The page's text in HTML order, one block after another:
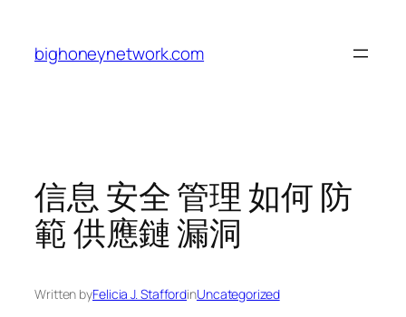
content
bighoneynetwork.com
信息 安全 管理 如何 防
範 供應鏈 漏洞
Written byFelicia J. StaffordinUncategorized